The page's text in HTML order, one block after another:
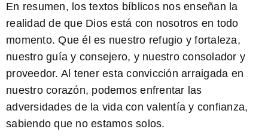
En resumen, los textos bíblicos nos enseñan la
realidad de que Dios está con nosotros en todo
momento. Que él es nuestro refugio y fortaleza,
nuestro guía y consejero, y nuestro consolador y
proveedor. Al tener esta convicción arraigada en
nuestro corazón, podemos enfrentar las
adversidades de la vida con valentía y confianza,
sabiendo que no estamos solos.